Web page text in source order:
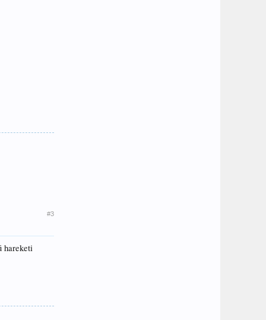
#3
hareketi